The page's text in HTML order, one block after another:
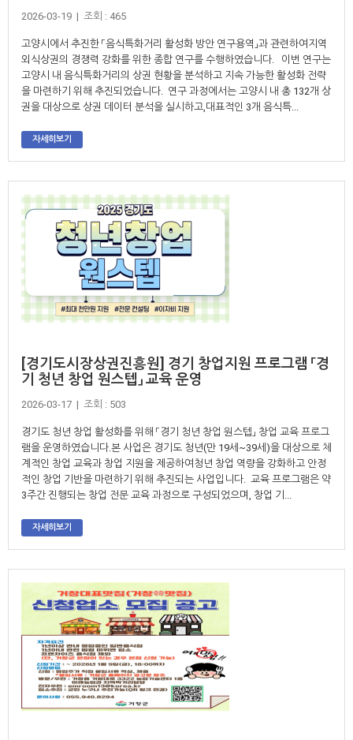
2026-03-19 | 조회 : 465
고양시에서 추진한 「음식특화거리 활성화 방안 연구용역」과 관련하여지역
외식상권의 경쟁력 강화를 위한 종합 연구를 수행하였습니다. 이번 연구는
고양시 내 음식특화거리의 상권 현황을 분석하고 지속 가능한 활성화 전략
을 마련하기 위해 추진되었습니다. 연구 과정에서는 고양시 내 총 132개 상
권을 대상으로 상권 데이터 분석을 실시하고,대표적인 3개 음식특...
자세히보기
[경기도시장상권진흥원] 경기 창업지원 프로그램 「경
기 청년 창업 원스텝」 교육 운영
2026-03-17 | 조회 : 503
경기도 청년 창업 활성화를 위해 「경기 청년 창업 원스텝」 창업 교육 프로그
램을 운영하였습니다.본 사업은 경기도 청년(만 19세~39세)을 대상으로 체
계적인 창업 교육과 창업 지원을 제공하여청년 창업 역량을 강화하고 안정
적인 창업 기반을 마련하기 위해 추진되는 사업입니다. 교육 프로그램은 약
3주간 진행되는 창업 전문 교육 과정으로 구성되었으며, 창업 기...
자세히보기